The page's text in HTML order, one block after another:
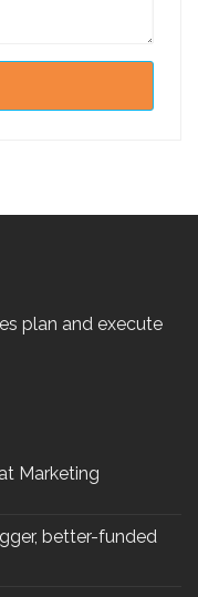
plan and execute
Marketing
better-funded